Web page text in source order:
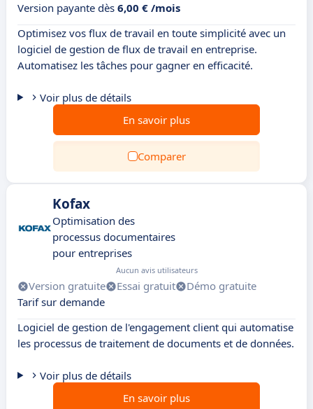
Version payante dès 6,00 € /mois
Optimisez vos flux de travail en toute simplicité avec un
logiciel de gestion de flux de travail en entreprise.
Automatisez les tâches pour gagner en efficacité.
Voir plus de détails
En savoir plus
Comparer
Kofax
Optimisation des
processus documentaires
pour entreprises
Aucun avis utilisateurs
Version gratuite Essai gratuit
Démo gratuite
Tarif sur demande
Logiciel de gestion de l'engagement client qui automatise
les processus de traitement de documents et de données.
Voir plus de détails
En savoir plus